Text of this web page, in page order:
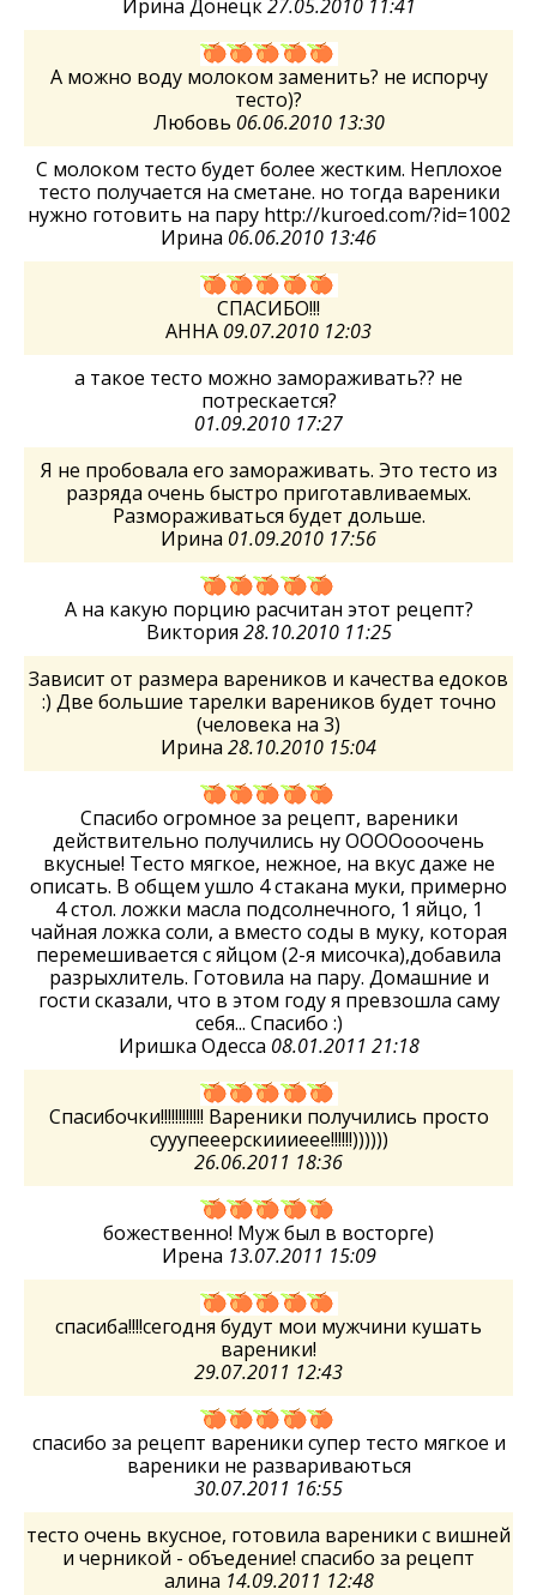
Ирина Донецк27.05.2010 11:41
А можно воду молоком заменить? не испорчу
тесто)?
Любовь 06.06.2010 13:30
С молоком тесто будет более жестким. Неплохое
тесто получается на сметане. но тогда вареники
нужно готовить на пару http://kuroed.com/?id=1002
Ирина 06.06.2010 13:46
СПАСИБО!!!
АННА 09.07.2010 12:03
а такое тесто можно замораживать?? не
потрескается?
01.09.2010 17:27
Я не пробовала его замораживать. Это тесто из
разряда очень быстро приготавливаемых.
Размораживаться будет дольше.
Ирина 01.09.2010 17:56
А на какую порцию расчитан этот рецепт?
Виктория 28.10.2010 11:25
Зависит от размера вареников и качества едоков
:) Две большие тарелки вареников будет точно
(человека на 3)
Ирина 28.10.2010 15:04
Спасибо огромное за рецепт, вареники
действительно получились ну ООООооочень
вкусные! Тесто мягкое, нежное, на вкус даже не
описать. В общем ушло 4 стакана муки, примерно
4 стол. ложки масла подсолнечного, 1 яйцо, 1
чайная ложка соли, а вместо соды в муку, которая
перемешивается с яйцом (2-я мисочка),добавила
разрыхлитель. Готовила на пару. Домашние и
гости сказали, что в этом году я превзошла саму
себя... Спасибо :)
Иришка Одесса 08.01.2011 21:18
Спасибочки!!!!!!!!!!!! Вареники получились просто
сууупееерскиииеее!!!!!!))))))
26.06.2011 18:36
божественно! Муж был в восторге)
Ирена 13.07.2011 15:09
спасиба!!!!сегодня будут мои мужчини кушать
вареники!
29.07.2011 12:43
спасибо за рецепт вареники супер тесто мягкое и
вареники не развариваються
30.07.2011 16:55
тесто очень вкусное, готовила вареники с вишней
и черникой - объедение! спасибо за рецепт
алина 14.09.2011 12:48